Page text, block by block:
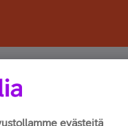
– osallistu ja voita!
ja olet mukana
evästeitä